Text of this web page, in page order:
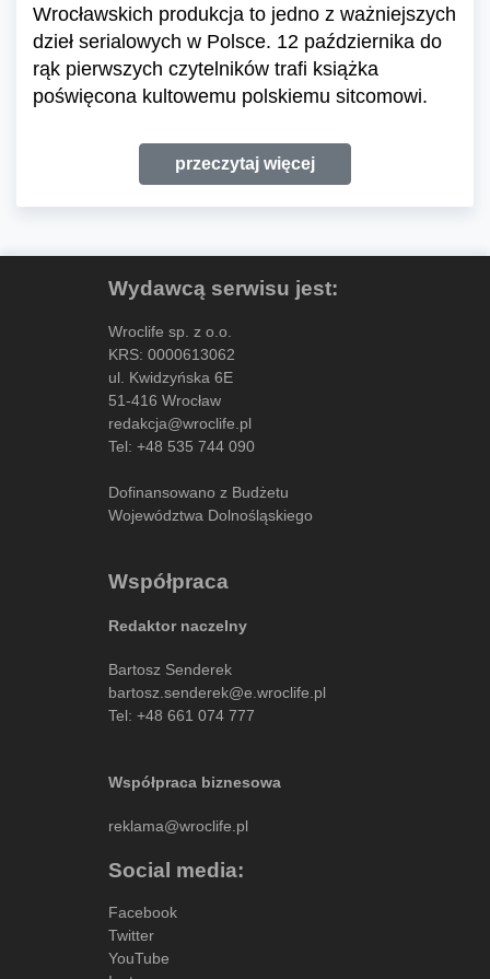
Wrocławskich produkcja to jedno z ważniejszych
dzieł serialowych w Polsce. 12 października do
rąk pierwszych czytelników trafi książka
poświęcona kultowemu polskiemu sitcomowi.
przeczytaj więcej
Wydawcą serwisu jest:
Wroclife sp. z o.o.
KRS: 0000613062
ul. Kwidzyńska 6E
51-416 Wrocław
redakcja@wroclife.pl
Tel: +48 535 744 090
Dofinansowano z Budżetu
Województwa Dolnośląskiego
Współpraca
Redaktor naczelny
Bartosz Senderek
bartosz.senderek@e.wroclife.pl
Tel: +48 661 074 777
Współpraca biznesowa
reklama@wroclife.pl
Social media:
Facebook
Twitter
YouTube